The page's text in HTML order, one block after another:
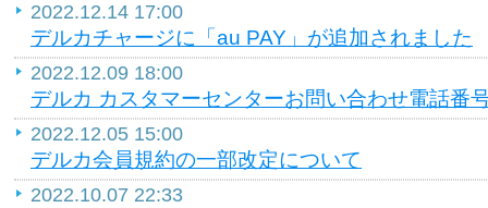
2022.12.14 17:00
デルカチャージに「au PAY」が追加されました
2022.12.09 18:00
デルカ カスタマーセンターお問い合わせ電話番
2022.12.05 15:00
デルカ会員規約の一部改定について
2022.10.07 22:33